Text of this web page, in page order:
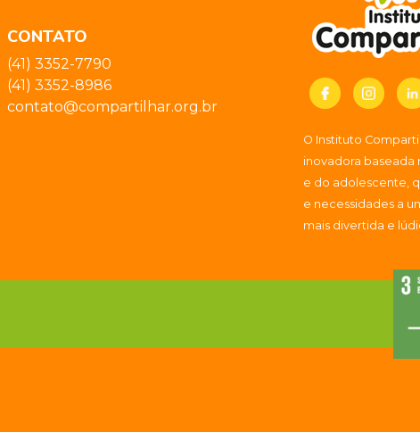
CONTATO
(41) 3352-7790
(41) 3352-8986
contato@compartilhar.org.br
O Instituto
inovadora baseada
e do adolescente,
e necessidades a
mais divertida e